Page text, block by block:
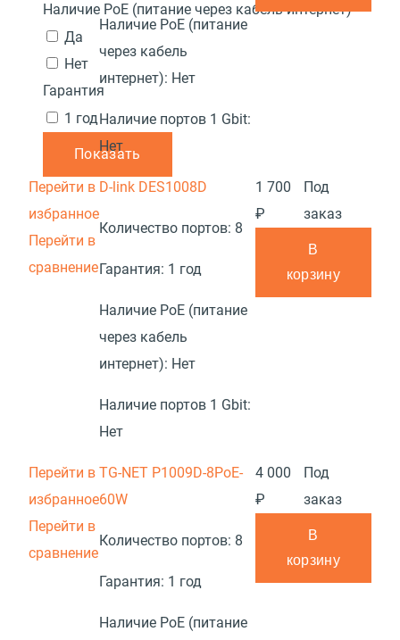
Наличие PoE (питание через кабель интернет)
Да
Нет
Гарантия
1 год
Показать
Наличие PoE (питание
через кабель
интернет): Нет
Наличие портов 1 Gbit:
Нет
Перейти в
избранное
Перейти в
сравнение
D-link DES1008D
Количество портов: 8
Гарантия: 1 год
Наличие PoE (питание
через кабель
интернет): Нет
Наличие портов 1 Gbit:
Нет
1 700
₽
Под
заказ
В
корзину
Перейти в
избранное
Перейти в
сравнение
TG-NET P1009D-8PoE-
60W
Количество портов: 8
Гарантия: 1 год
Наличие PoE (питание
4 000
₽
Под
заказ
В
корзину